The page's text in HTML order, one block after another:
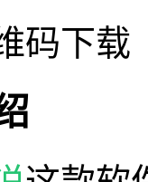
码下载